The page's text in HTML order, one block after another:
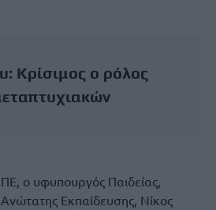
Κρίσιμος ο ρόλος
ο υφυπουργός Παιδείας,
Εκπαίδευσης, Νίκος